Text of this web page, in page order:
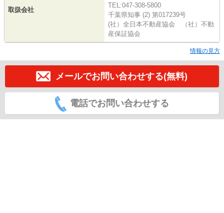
取扱会社
TEL:047-308-5800
千葉県知事 (2) 第017239号
(社）全日本不動産協会 （社）不動
産保証協会
情報の見方
メールでお問い合わせする(無料)
電話でお問い合わせする